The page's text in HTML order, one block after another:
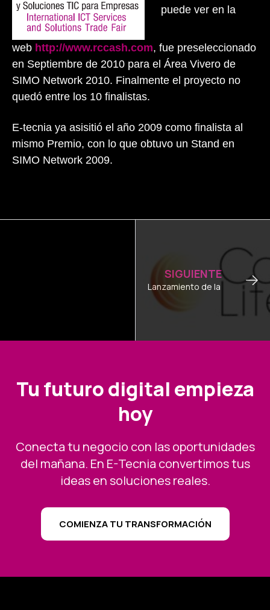
puede ver en la
web http://www.rccash.com, fue preseleccionado
en Septiembre de 2010 para el Área Vivero de
SIMO Network 2010. Finalmente el proyecto no
quedó entre los 10 finalistas.
E-tecnia ya asisitió el año 2009 como finalista al
mismo Premio, con lo que obtuvo un Stand en
SIMO Network 2009.
SIGUIENTE
Lanzamiento de la Aplicación
Tu futuro digital empieza
hoy
Conecta tu negocio con las oportunidades
del mañana. En E-Tecnia convertimos tus
ideas en soluciones reales.
COMIENZA TU TRANSFORMACIÓN